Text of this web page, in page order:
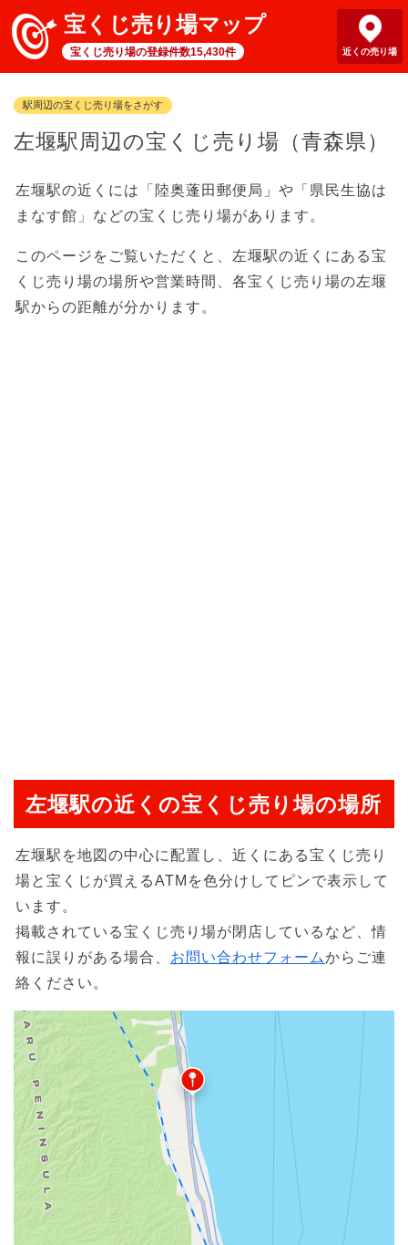
宝くじ売り場マップ
宝くじ売り場の登録件数15,430件 近くの売り場
駅周辺の宝くじ売り場をさがす
左堰駅周辺の宝くじ売り場（青森県）
左堰駅の近くには「陸奥蓬田郵便局」や「県民生協は
まなす館」などの宝くじ売り場があります。
このページをご覧いただくと、左堰駅の近くにある宝
くじ売り場の場所や営業時間、各宝くじ売り場の左堰
駅からの距離が分かります。
左堰駅の近くの宝くじ売り場の場所
左堰駅を地図の中心に配置し、近くにある宝くじ売り
場と宝くじが買えるATMを色分けしてピンで表示して
います。
掲載されている宝くじ売り場が閉店しているなど、情
報に誤りがある場合、 お問い合わせフォームからご連
絡ください。